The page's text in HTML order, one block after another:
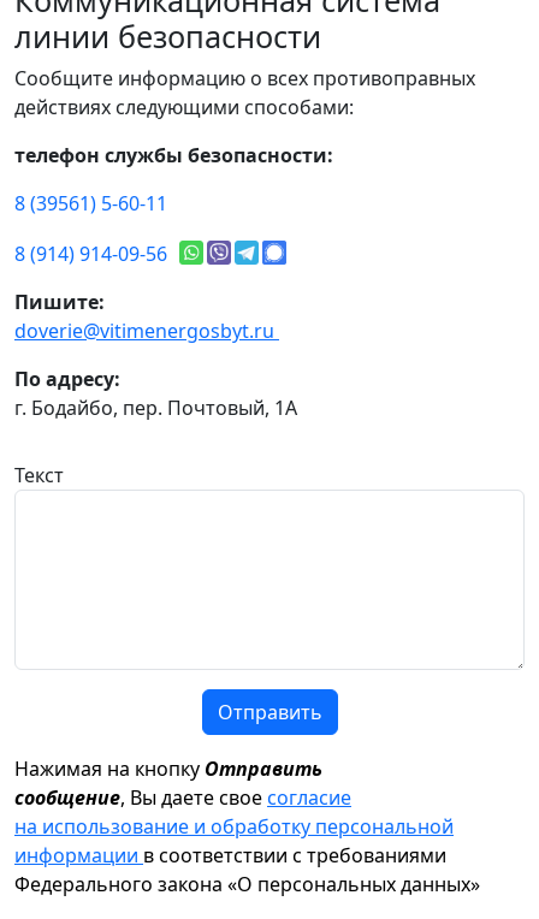
линии безопасности
Сообщите информацию о всех противоправных
действиях следующими способами:
телефон службы безопасности:
8 (39561) 5-60-11
8 (914) 914-09-56
Пишите:
doverie@vitimenergosbyt.ru
По адресу:
г. Бодайбо, пер. Почтовый, 1А
Текст
Отправить
Нажимая на кнопку Отправить
сообщение, Вы даете своесогласие
на использование и обработку персональной
информации в соответствии с требованиями
Федерального закона «О персональных данных»